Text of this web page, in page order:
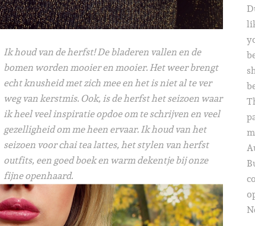
Ik houd van de herfst! De bladeren vallen en de
bomen worden mooier en mooier. Het weer brengt
echt knusheid met zich mee en het is niet al te ver
weg van kerstmis. Ook, is de herfst het seizoen waar
ik heel veel inspiratie opdoe om te schrijven en veel
gezelligheid om me heen ervaar. Ik houd van het
seizoen voor chai tea lattes, het stylen van herfst
outfits, een goed boek en warm dekentje bij onze
fijne openhaard.